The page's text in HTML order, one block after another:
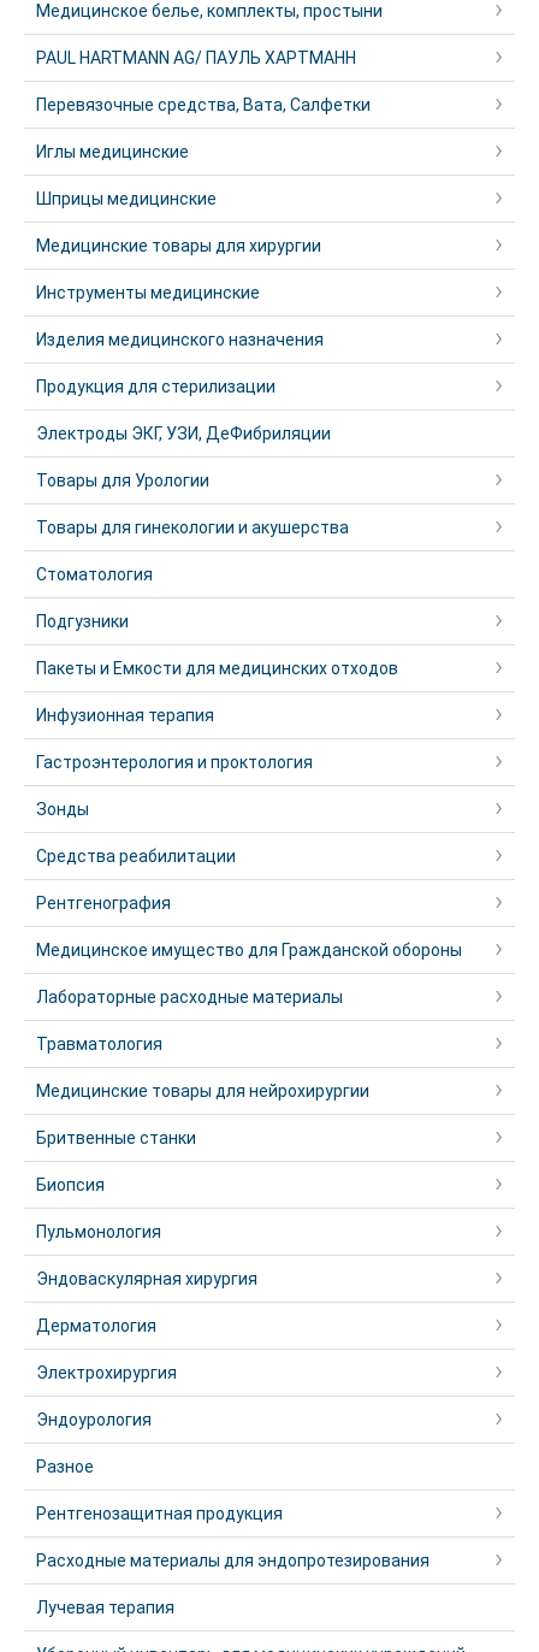
Медицинское белье, комплекты, простыни
PAUL HARTMANN AG/ ПАУЛЬ ХАРТМАНН
Перевязочные средства, Вата, Салфетки
Иглы медицинские
Шприцы медицинские
Медицинские товары для хирургии
Инструменты медицинские
Изделия медицинского назначения
Продукция для стерилизации
Электроды ЭКГ, УЗИ, ДеФибриляции
Товары для Урологии
Товары для гинекологии и акушерства
Стоматология
Подгузники
Пакеты и Емкости для медицинских отходов
Инфузионная терапия
Гастроэнтерология и проктология
Зонды
Средства реабилитации
Рентгенография
Медицинское имущество для Гражданской обороны
Лабораторные расходные материалы
Травматология
Медицинские товары для нейрохирургии
Бритвенные станки
Биопсия
Пульмонология
Эндоваскулярная хирургия
Дерматология
Электрохирургия
Эндоурология
Разное
Рентгенозащитная продукция
Расходные материалы для эндопротезирования
Лучевая терапия